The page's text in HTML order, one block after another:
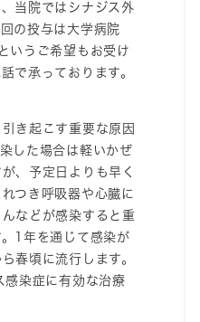
当院ではシナジス外
の投与は大学病院
いうご希望もお受け
で承っております。
き起こす重要な原因
した場合は軽いかぜ
、予定日よりも早く
つき呼吸器や心臓に
などが感染すると重
1年を通じて感染が
春頃に流行します。
感染症に有効な治療